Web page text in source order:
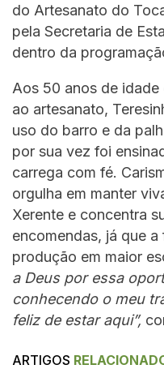
do Artesanato do
pela Secretaria de
dentro da
Aos 50 anos de
ao artesanato,
uso do barro e da
por sua vez foi
carrega com fé.
orgulha em manter
Xerente e concentra
encomendas, já que
produção em maior
a Deus por essa
conhecendo o meu
feliz de estar aqui”,
ARTIGOS